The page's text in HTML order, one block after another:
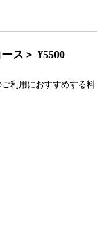
ス＞ ¥5500
利用におすすめする料